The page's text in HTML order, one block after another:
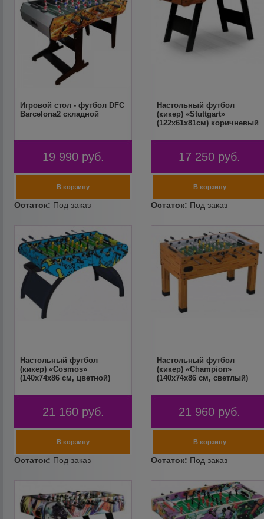
Игровой стол - футбол DFC
Barcelona2 складной
19 990 руб.
Настольный футбол
(кикер) «Stuttgart»
(122x61x81см) коричневый
17 250 руб.
Настольный футбол
(кикер) «Cosmos»
(140x74x86 см, цветной)
21 160 руб.
Настольный футбол
(кикер) «Champion»
(140х74х86 см, светлый)
21 960 руб.